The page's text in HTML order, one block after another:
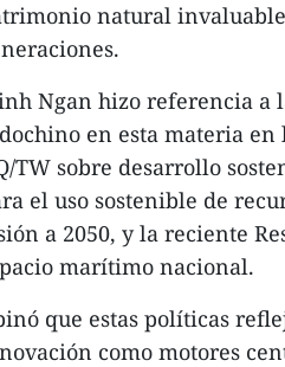
natural
Ngan hizo referencia a
en esta materia en
TW sobre desarrollo
el uso sostenible de
a 2050, y la reciente
marítimo nacional.
que estas políticas
como motores